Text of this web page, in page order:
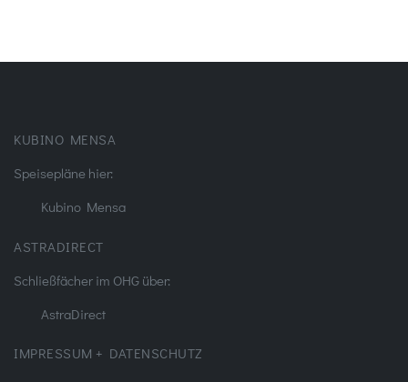
KUBINO MENSA
Speisepläne hier:
Kubino Mensa
ASTRADIRECT
Schließfächer im OHG über:
AstraDirect
IMPRESSUM + DATENSCHUTZ